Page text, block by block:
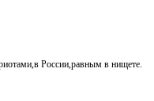
России,равным в нищете.